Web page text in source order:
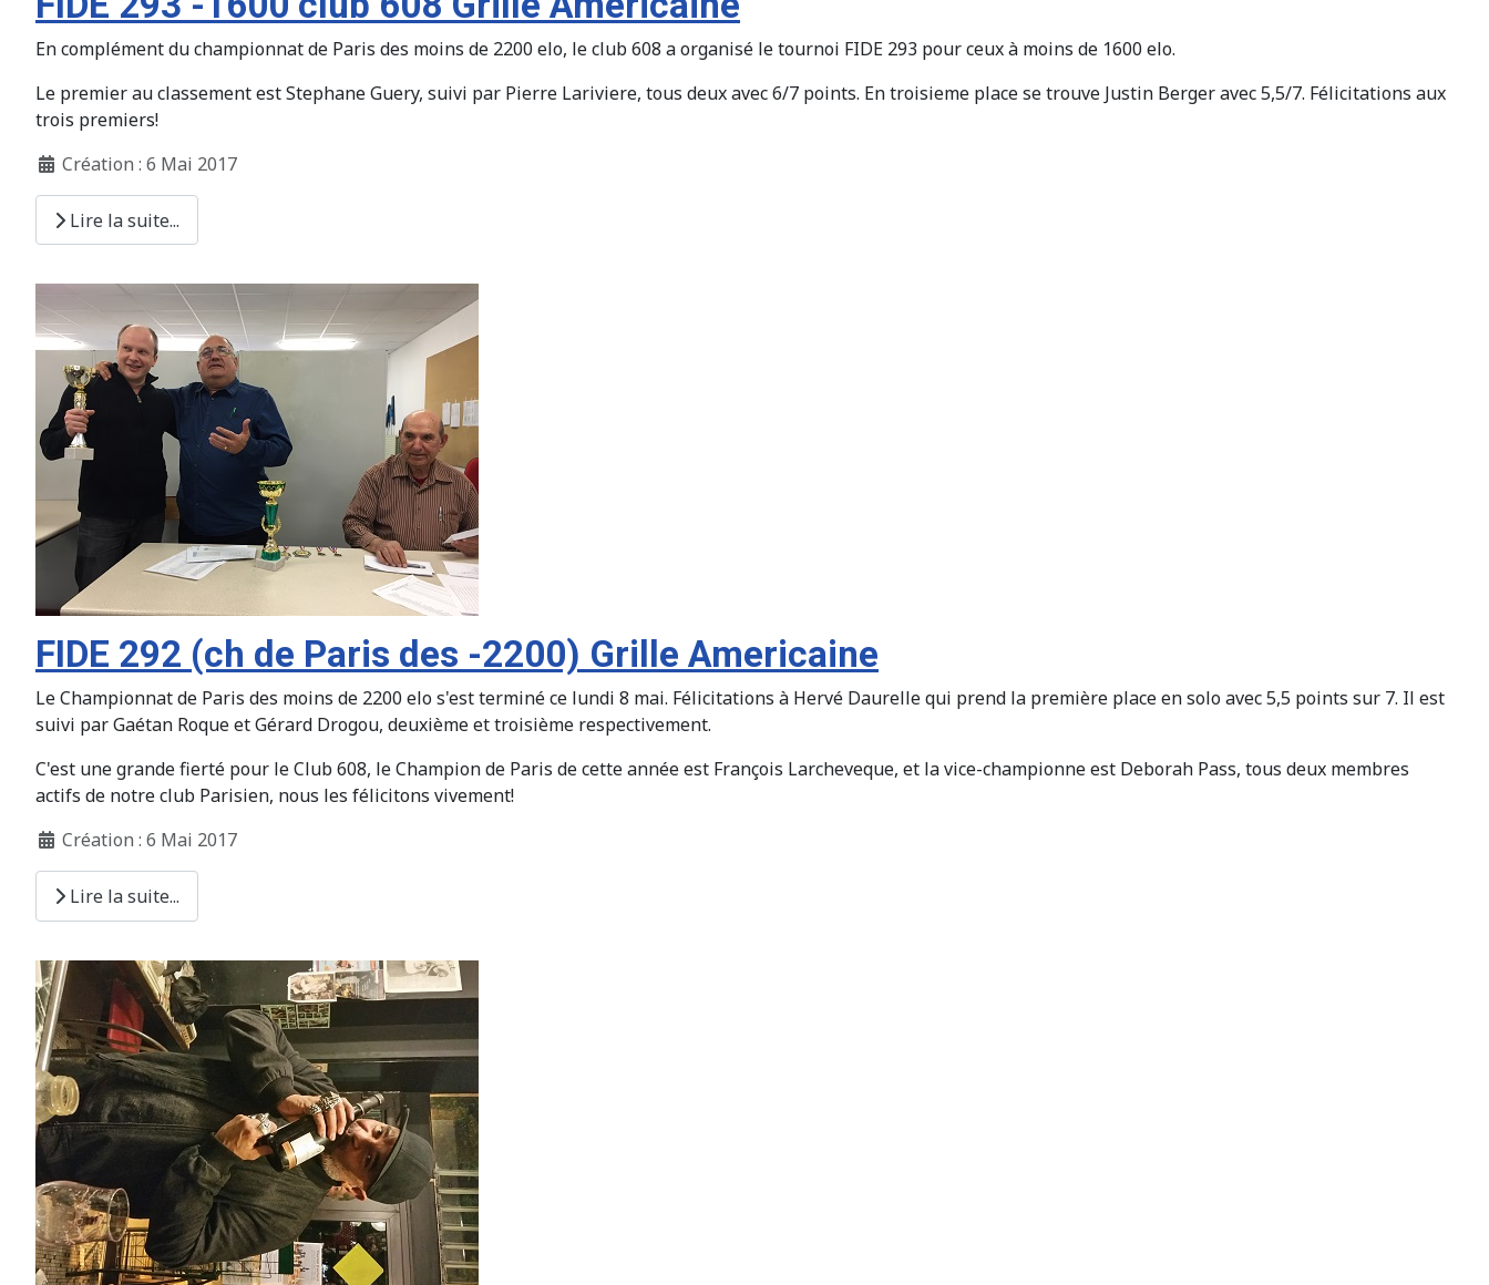
En complément du championnat de Paris des moins de 2200 elo, le club 608 a organisé le tournoi FIDE 293 pour ceux à moins de 1600 elo.
Le premier au classement est Stephane Guery, suivi par Pierre Lariviere, tous deux avec 6/7 points. En troisieme place se trouve Justin Berger avec 5,5/7. Félicitations aux
trois premiers!
Création : 6 Mai 2017
Lire la suite...
FIDE 292 (ch de Paris des -2200) Grille Americaine
Le Championnat de Paris des moins de 2200 elo s'est terminé ce lundi 8 mai. Félicitations à Hervé Daurelle qui prend la première place en solo avec 5,5 points sur 7. Il est
suivi par Gaétan Roque et Gérard Drogou, deuxième et troisième respectivement.
C'est une grande fierté pour le Club 608, le Champion de Paris de cette année est François Larcheveque, et la vice-championne est Deborah Pass, tous deux membres
actifs de notre club Parisien, nous les félicitons vivement!
Création : 6 Mai 2017
Lire la suite...